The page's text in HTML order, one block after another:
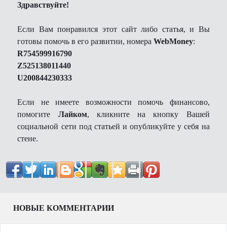
Здравствуйте!
Если Вам понравился этот сайт либо статья, и Вы
готовы помочь в его развитии, номераWebMoney:
R754599916790
Z525138011440
U200844230333
Если не имеете возможности помочь финансово,
помогите Лайком, кликните на кнопку Вашей
социальной сети под статьей и опубликуйте у себя на
стене.
НОВЫЕ КОММЕНТАРИИ